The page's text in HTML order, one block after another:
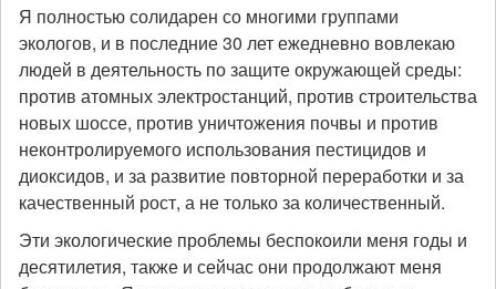
Я полностью солидарен со многими группами
экологов, и в последние 30 лет ежедневно вовлекаю
людей в деятельность по защите окружающей среды:
против атомных электростанций, против строительства
новых шоссе, против уничтожения почвы и против
неконтролируемого использования пестицидов и
диоксидов, и за развитие повторной переработки и за
качественный рост, а не только за количественный.
Эти экологические проблемы беспокоили меня годы и
десятилетия, также и сейчас они продолжают меня